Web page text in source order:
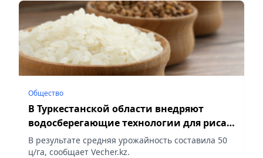
Общество
В Туркестанской области внедряют
водосберегающие технологии для риса
и хлопка
В результате средняя урожайность составила 50
ц/га, сообщает Vecher.kz.